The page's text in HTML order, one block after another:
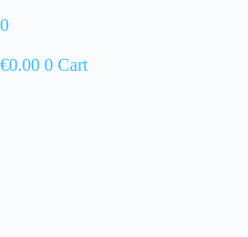
0
€0.00 0 Cart